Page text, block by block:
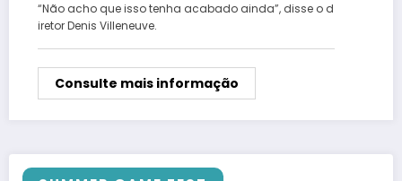
“Não acho que isso tenha acabado ainda”, disse o d
iretor Denis Villeneuve.
Consulte mais informação